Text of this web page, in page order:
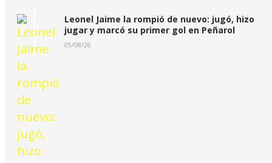
Leonel Jaime la rompió de nuevo: jugó, hizo
jugar y marcó su primer gol en Peñarol
05/08/26